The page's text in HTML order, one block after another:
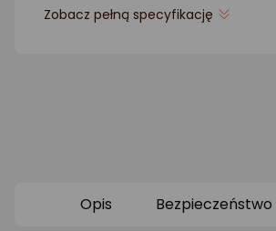
Zobacz pełną specyfikację
Opis Bezpieczeństwo